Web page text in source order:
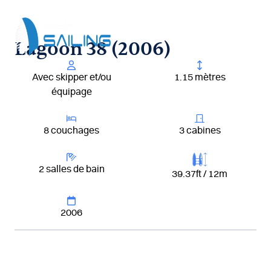
contenu
Lagoon 38 (2006)
Avec skipper et/ou
équipage
1.15 mètres
8 couchages 3 cabines
2 salles de bain 39.37ft / 12m
2006